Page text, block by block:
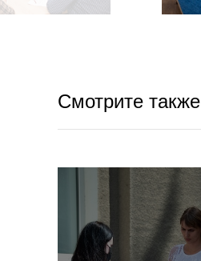
Смотрите также